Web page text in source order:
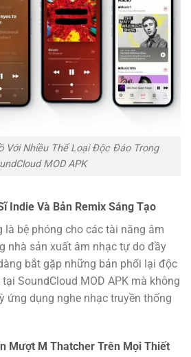
Với Nhiều Thể Loại Độc Đáo Trong
MOD APK
Indie Và Bản Remix Sáng Tạo
là bệ phóng cho các tài năng âm
nhà sản xuất âm nhạc tự do đầy
bắt gặp những bản phối lại độc
SoundCloud MOD APK mà không
ứng dụng nghe nhạc truyền thống
Mượt M Thatcher Trên Mọi Thiết